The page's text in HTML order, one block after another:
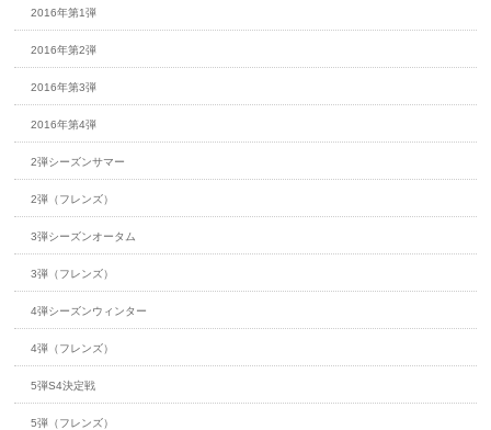
2016年第1弾
2016年第2弾
2016年第3弾
2016年第4弾
2弾シーズンサマー
2弾（フレンズ）
3弾シーズンオータム
3弾（フレンズ）
4弾シーズンウィンター
4弾（フレンズ）
5弾S4決定戦
5弾（フレンズ）